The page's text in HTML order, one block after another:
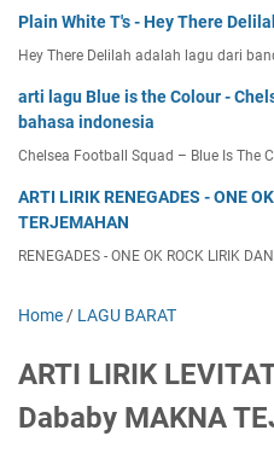
Plain White T's - Hey There
Hey There Delilah adalah lagu dari
arti lagu Blue is the Colour -
bahasa indonesia
Chelsea Football Squad – Blue Is The
ARTI LIRIK RENEGADES - ONE
TERJEMAHAN
RENEGADES - ONE OK ROCK LIRIK
Home / LAGU BARAT
ARTI LIRIK
Dababy MAKNA